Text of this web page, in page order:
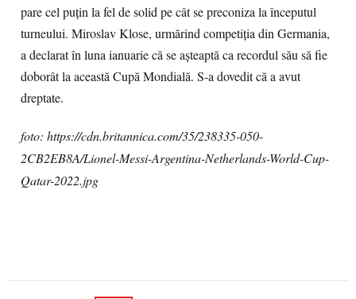
pare cel puțin la fel de solid pe cât se preconiza la începutul
turneului. Miroslav Klose, urmărind competiția din Germania,
a declarat în luna ianuarie că se așteaptă ca recordul său să fie
doborât la această Cupă Mondială. S-a dovedit că a avut
dreptate.
foto: https://cdn.britannica.com/35/238335-050-
2CB2EB8A/Lionel-Messi-Argentina-Netherlands-World-Cup-
Qatar-2022.jpg